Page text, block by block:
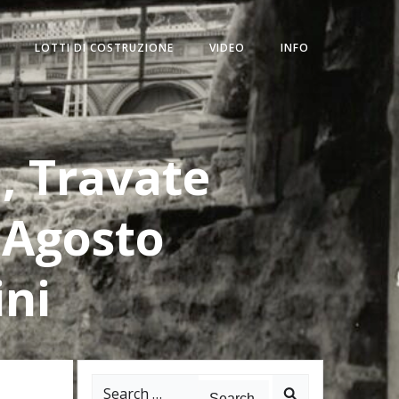
LOTTI DI COSTRUZIONE VIDEO INFO
Travate
Search